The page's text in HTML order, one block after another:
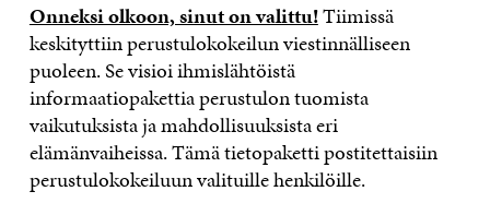
Onneksi olkoon, sinut on valittu!Tiimissä
keskityttiin perustulokokeilun viestinnälliseen
puoleen. Se visioi ihmislähtöistä
informaatiopakettia perustulon tuomista
vaikutuksista ja mahdollisuuksista eri
elämänvaiheissa. Tämä tietopaketti postitettaisiin
perustulokokeiluun valituille henkilöille.